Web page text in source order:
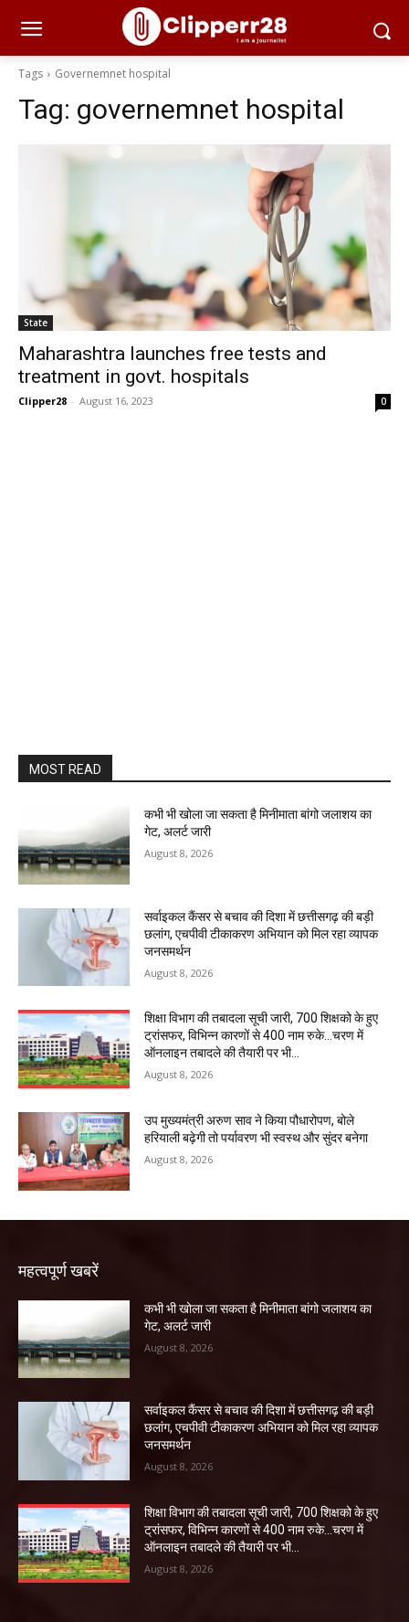
Tags Governemnet hospital
Tag: governemnet hospital
State
Maharashtra launches free tests and
treatment in govt. hospitals
Clipper28 - August 16, 2023 0
MOST READ
कभी भी खोला जा सकता है मिनीमाता बांगो जलाशय का
गेट, अलर्ट जारी
August 8, 2026
सर्वाइकल कैंसर से बचाव की दिशा में छत्तीसगढ़ की बड़ी
छलांग, एचपीवी टीकाकरण अभियान को मिल रहा व्यापक
जनसमर्थन
August 8, 2026
शिक्षा विभाग की तबादला सूची जारी, 700 शिक्षको के हुए
ट्रांसफर, विभिन्न कारणों से 400 नाम रुके…चरण में
ऑनलाइन तबादले की तैयारी पर भी...
August 8, 2026
उप मुख्यमंत्री अरुण साव ने किया पौधारोपण, बोले
हरियाली बढ़ेगी तो पर्यावरण भी स्वस्थ और सुंदर बनेगा
August 8, 2026
महत्वपूर्ण खबरें
कभी भी खोला जा सकता है मिनीमाता बांगो जलाशय का
गेट, अलर्ट जारी
August 8, 2026
सर्वाइकल कैंसर से बचाव की दिशा में छत्तीसगढ़ की बड़ी
छलांग, एचपीवी टीकाकरण अभियान को मिल रहा व्यापक
जनसमर्थन
August 8, 2026
शिक्षा विभाग की तबादला सूची जारी, 700 शिक्षको के हुए
ट्रांसफर, विभिन्न कारणों से 400 नाम रुके…चरण में
ऑनलाइन तबादले की तैयारी पर भी...
August 8, 2026